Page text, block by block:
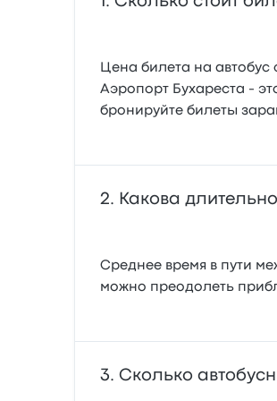
Цена билета на автобус
Аэропорт Бухареста -
бронируйте билеты
Какова
Среднее время в пути
можно преодолеть
Сколько